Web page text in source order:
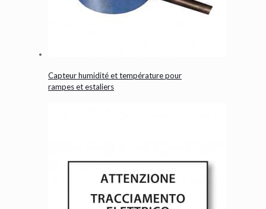
Capteur humidité et température pour
rampes et estaliers